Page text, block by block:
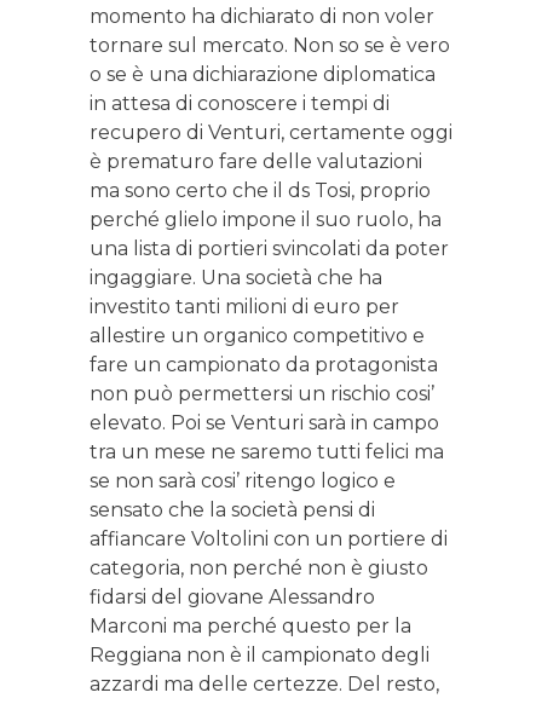
momento ha dichiarato di non voler
tornare sul mercato. Non so se è vero
o se è una dichiarazione diplomatica
in attesa di conoscere i tempi di
recupero di Venturi, certamente oggi
è prematuro fare delle valutazioni
ma sono certo che il ds Tosi, proprio
perché glielo impone il suo ruolo, ha
una lista di portieri svincolati da poter
ingaggiare. Una società che ha
investito tanti milioni di euro per
allestire un organico competitivo e
fare un campionato da protagonista
non può permettersi un rischio cosi’
elevato. Poi se Venturi sarà in campo
tra un mese ne saremo tutti felici ma
se non sarà cosi’ ritengo logico e
sensato che la società pensi di
affiancare Voltolini con un portiere di
categoria, non perché non è giusto
fidarsi del giovane Alessandro
Marconi ma perché questo per la
Reggiana non è il campionato degli
azzardi ma delle certezze. Del resto,